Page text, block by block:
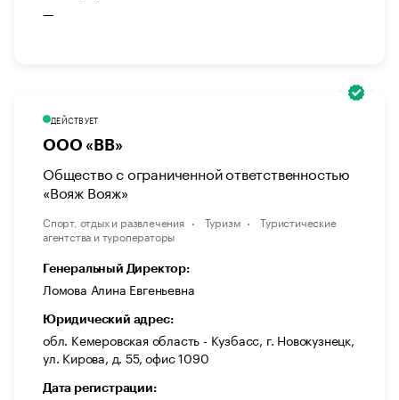
—
ДЕЙСТВУЕТ
ООО «ВВ»
Общество с ограниченной ответственностью
«Вояж Вояж»
Спорт, отдых и развлечения Туризм
Туристические
агентства и туроператоры
Генеральный Директор:
Ломова Алина Евгеньевна
Юридический адрес:
обл. Кемеровская область - Кузбасс, г. Новокузнецк,
ул. Кирова, д. 55, офис 1090
Дата регистрации: